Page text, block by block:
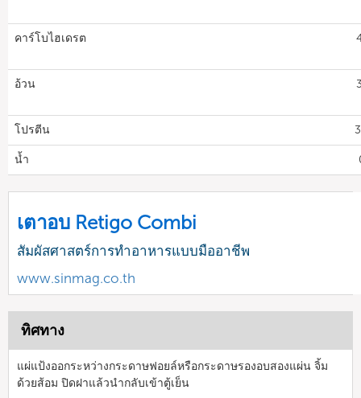
คาร์โบไฮเดรต
อ้วน
โปรตีน
น้ำ
เตาอบ Retigo Combi
สัมผัสศาสตร์การทำอาหารแบบมืออาชีพ
www.sinmag.co.th
ทิศทาง
แผ่แป้งออกระหว่างกระดาษฟอยล์หรือกระดาษรองอบสองแผ่น จิ้ม
ด้วยส้อม ปิดฝาแล้วนำกลับเข้าตู้เย็น